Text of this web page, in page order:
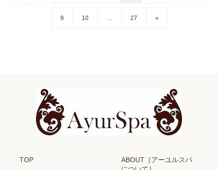
9 10 … 27 »
TOP
ABOUT［アーユルスパ